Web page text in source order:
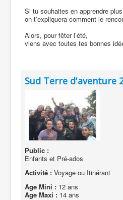
Si tu souhaites en apprendre
on t’expliquera comment le
Alors, pour fêter l’été,
viens avec toutes tes bonnes
Sud Terre d'aventure
Public :
Enfants et Pré-ados
Activité : Voyage ou Itinérant
Age Mini : 12 ans
Age Maxi : 14 ans